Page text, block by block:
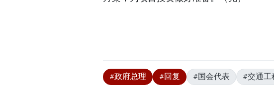
#政府总理 #回复 #国会代表 #交通工